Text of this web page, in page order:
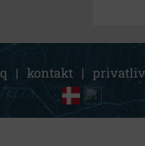
| kontakt |